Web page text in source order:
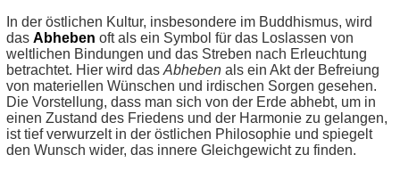
In der östlichen Kultur, insbesondere im Buddhismus, wird
das Abheben oft als ein Symbol für das Loslassen von
weltlichen Bindungen und das Streben nach Erleuchtung
betrachtet. Hier wird das Abheben als ein Akt der Befreiung
von materiellen Wünschen und irdischen Sorgen gesehen.
Die Vorstellung, dass man sich von der Erde abhebt, um in
einen Zustand des Friedens und der Harmonie zu gelangen,
ist tief verwurzelt in der östlichen Philosophie und spiegelt
den Wunsch wider, das innere Gleichgewicht zu finden.